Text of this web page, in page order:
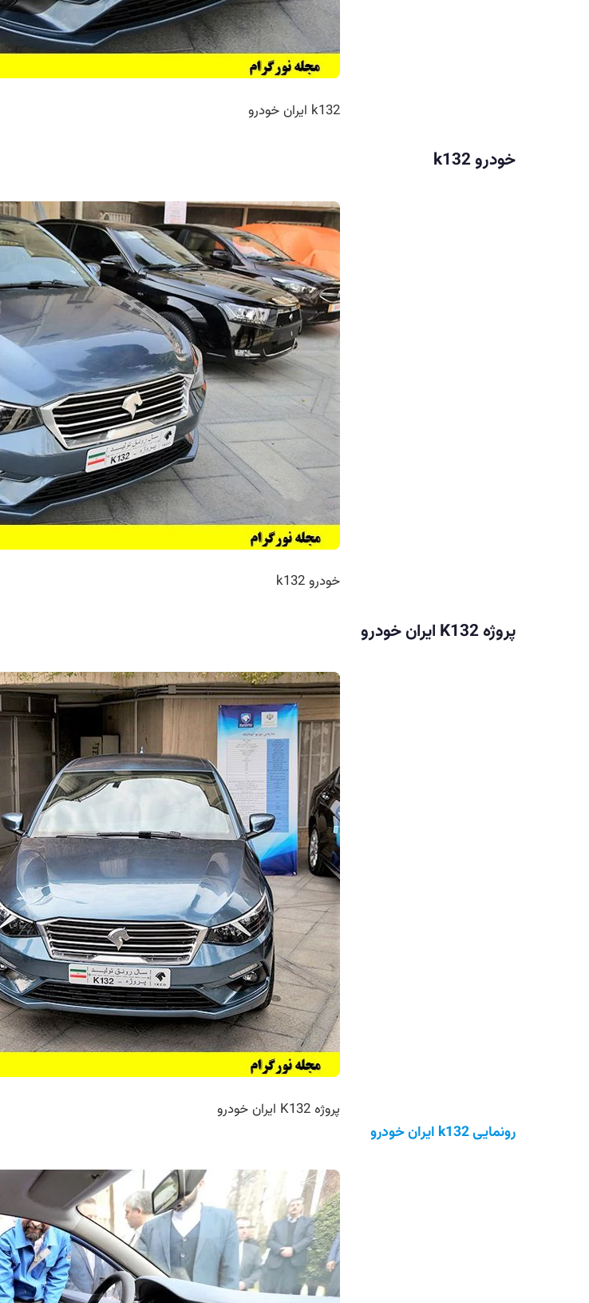
k132 ایران خودرو
خودرو k132
خودرو k132
پروژه K132 ایران خودرو
پروژه K132 ایران خودرو
رونمایی k132 ایران خودرو